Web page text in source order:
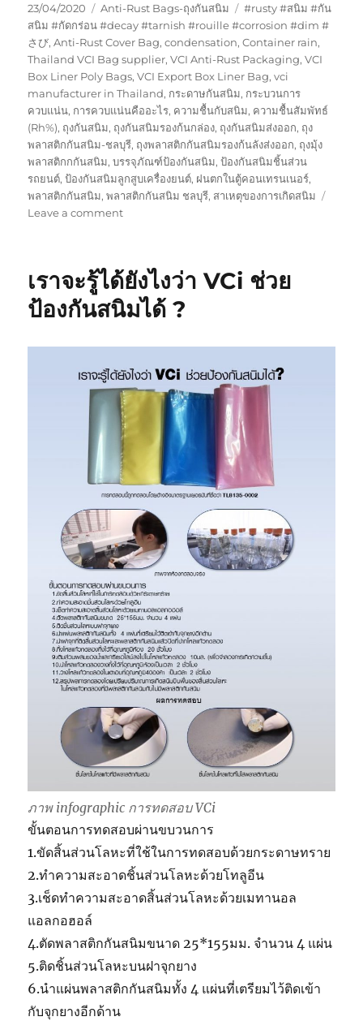
Posted
on
23/04/2020 Categories
Anti-Rust Bags-ถุงกันสนิม Tags
#rusty #สนิม #กัน
สนิม #กัดกร่อน #decay #tarnish #rouille #corrosion #dim #
さび,Anti-Rust Cover Bag,condensation,Container rain,
Thailand VCI Bag supplier,VCI Anti-Rust Packaging,VCI
Box Liner Poly Bags,VCI Export Box Liner Bag,vci
manufacturer in Thailand, กระดาษกันสนิม, กระบวนการ
ควบแน่น, การควบแน่นคืออะไร, ความชื้นกับสนิม, ความชื้นสัมพัทธ์
(Rh%), ถุงกันสนิม, ถุงกันสนิมรองก้นกล่อง, ถุงกันสนิมส่งออก, ถุง
พลาสติกกันสนิม-ชลบุรี, ถุงพลาสติกกันสนิมรองก้นลังส่งออก, ถุงมุ้ง
พลาสติกกกันสนิม,บรรจุภัณฑ์ป้องกันสนิม,ป้องกันสนิมชิ้นส่วน
รถยนต์,ป้องกันสนิมลูกสูบเครื่องยนต์, ฝนตกในตู้คอนเทรนเนอร์,
พลาสติกกันสนิม,พลาสติกกันสนิม ชลบุรี, สาเหตุของการเกิดสนิม
Leave a commenton
สนิม
มี
ทรง
บ้าง
เราจะรู้ได้ยังไงว่า VCi ช่วย
ป้องกันสนิมได้ ?
ภาพ infographic การทดสอบ VCi
ขั้นตอนการทดสอบผ่านขบวนการ
1.ขัดสิ้นส่วนโลหะที่ใช้ในการทดสอบด้วยกระดาษทราย
2.ทำความสะอาดชิ้นส่วนโลหะด้วยโทลูอีน
3.เช็ดทำความสะอาดสิ้นส่วนโลหะด้วยเมทานอล
แอลกอฮอล์
4.ตัดพลาสติกกันสนิมขนาด 25*155มม. จำนวน 4 แผ่น
5.ติดชิ้นส่วนโลหะบนฝาจุกยาง
6.นำแผ่นพลาสติกกันสนิมทั้ง 4 แผ่นที่เตรียมไว้ติดเข้า
กับจุกยางอีกด้าน